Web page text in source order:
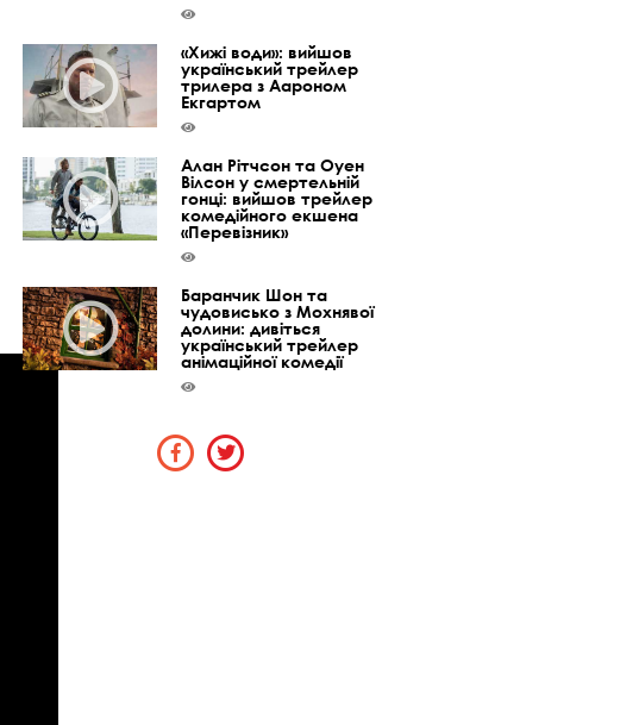
«Хижі води»: вийшов
український трейлер
трилера з Аароном
Екгартом
Алан Рітчсон та Оуен
Вілсон у смертельній
гонці: вийшов трейлер
комедійного екшена
«Перевізник»
Баранчик Шон та
чудовисько з Мохнявої
долини: дивіться
український трейлер
анімаційної комедії